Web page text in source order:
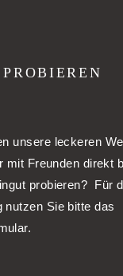
unsere leckeren
mit Freunden direkt
probieren? Für
nutzen Sie bitte das